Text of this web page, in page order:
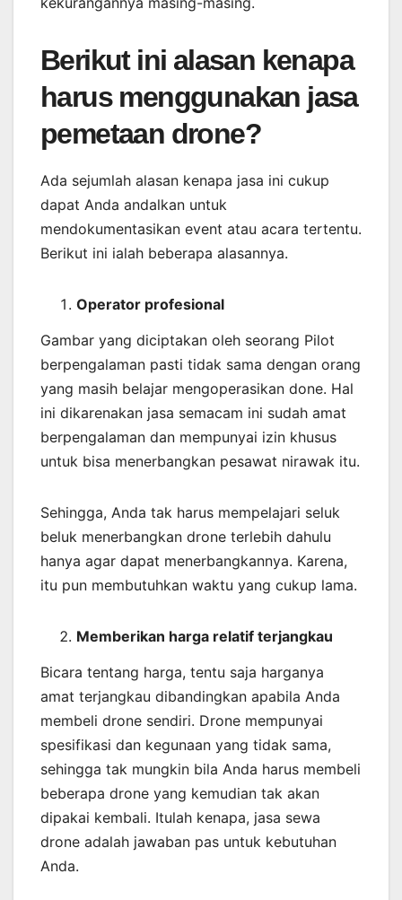
Berikut ini alasan kenapa
harus menggunakan jasa
pemetaan drone?
Ada sejumlah alasan kenapa jasa ini cukup
dapat Anda andalkan untuk
mendokumentasikan event atau acara tertentu.
Berikut ini ialah beberapa alasannya.
Operator profesional
Gambar yang diciptakan oleh seorang Pilot
berpengalaman pasti tidak sama dengan orang
yang masih belajar mengoperasikan done. Hal
ini dikarenakan jasa semacam ini sudah amat
berpengalaman dan mempunyai izin khusus
untuk bisa menerbangkan pesawat nirawak itu.
Sehingga, Anda tak harus mempelajari seluk
beluk menerbangkan drone terlebih dahulu
hanya agar dapat menerbangkannya. Karena,
itu pun membutuhkan waktu yang cukup lama.
Memberikan harga relatif terjangkau
Bicara tentang harga, tentu saja harganya
amat terjangkau dibandingkan apabila Anda
membeli drone sendiri. Drone mempunyai
spesifikasi dan kegunaan yang tidak sama,
sehingga tak mungkin bila Anda harus membeli
beberapa drone yang kemudian tak akan
dipakai kembali. Itulah kenapa, jasa sewa
drone adalah jawaban pas untuk kebutuhan
Anda.